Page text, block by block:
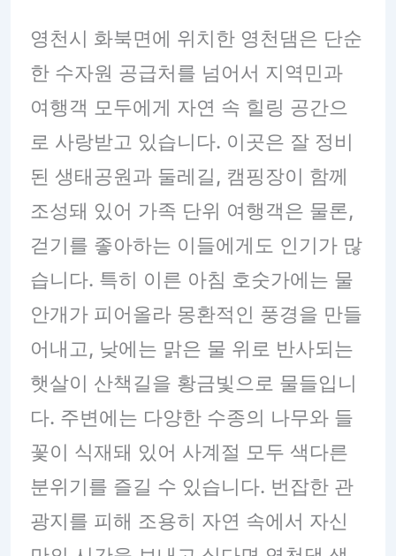
영천시 화북면에 위치한 영천댐은 단순
한 수자원 공급처를 넘어서 지역민과
여행객 모두에게 자연 속 힐링 공간으
로 사랑받고 있습니다. 이곳은 잘 정비
된 생태공원과 둘레길, 캠핑장이 함께
조성돼 있어 가족 단위 여행객은 물론,
걷기를 좋아하는 이들에게도 인기가 많
습니다. 특히 이른 아침 호숫가에는 물
안개가 피어올라 몽환적인 풍경을 만들
어내고, 낮에는 맑은 물 위로 반사되는
햇살이 산책길을 황금빛으로 물들입니
다. 주변에는 다양한 수종의 나무와 들
꽃이 식재돼 있어 사계절 모두 색다른
분위기를 즐길 수 있습니다. 번잡한 관
광지를 피해 조용히 자연 속에서 자신